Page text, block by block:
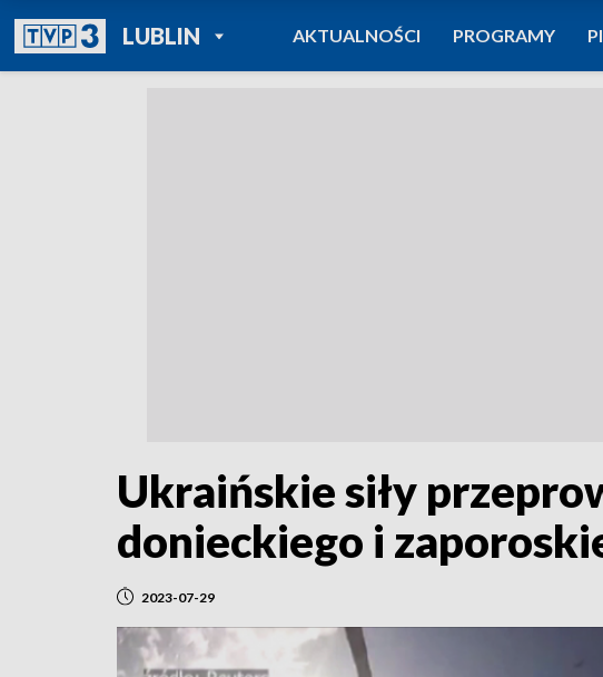
LUBLINPOWRÓT DO
TVP REGIONY
AKTUALNOŚCI PROGRAMY
Ukraińskie siły
donieckiego i
2023-07-29